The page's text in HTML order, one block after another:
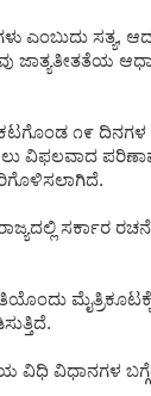
ಎಂಬುದು ಸತ್ಯ,
ಜಾತ್ಯತೀತತೆಯ
೧೯ ದಿನಗಳ
ವಿಫಲವಾದ
.
ಸರ್ಕಾರ
ಮೈತ್ರಿಕೂಟಕ್ಕೆ
.
ವಿಧಿ ವಿಧಾನಗಳ